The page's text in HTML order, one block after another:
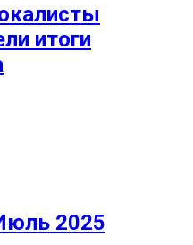
итоги
2025